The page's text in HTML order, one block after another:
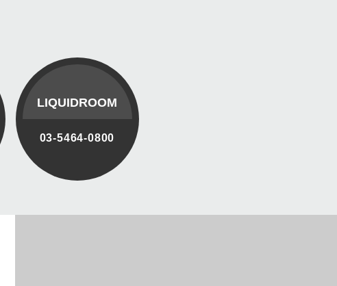
LIQUIDROOM
03-5464-0800